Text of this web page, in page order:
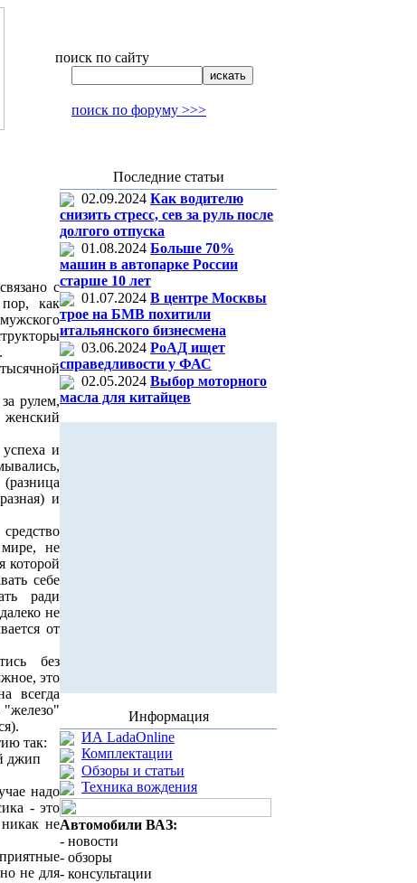
поиск по сайту
поиск по форуму >>>
с
как
рулем,
и
и
не
которой
себе
ради
не
от
без
это
всегда
"железо"
так:
джип
надо
- это
не
не для
Последние статьи
02.09.2024 Как водителю
снизить стресс, сев за руль после
долгого отпуска
01.08.2024 Больше 70%
машин в автопарке России
старше 10 лет
01.07.2024 В центре Москвы
трое на БМВ похитили
итальянского бизнесмена
03.06.2024 РоАД ищет
справедливости у ФАС
02.05.2024 Выбор моторного
масла для китайцев
Информация
ИА LadaOnline
Комплектации
Обзоры и статьи
Техника вождения
Автомобили ВАЗ:
- новости
- обзоры
- консультации